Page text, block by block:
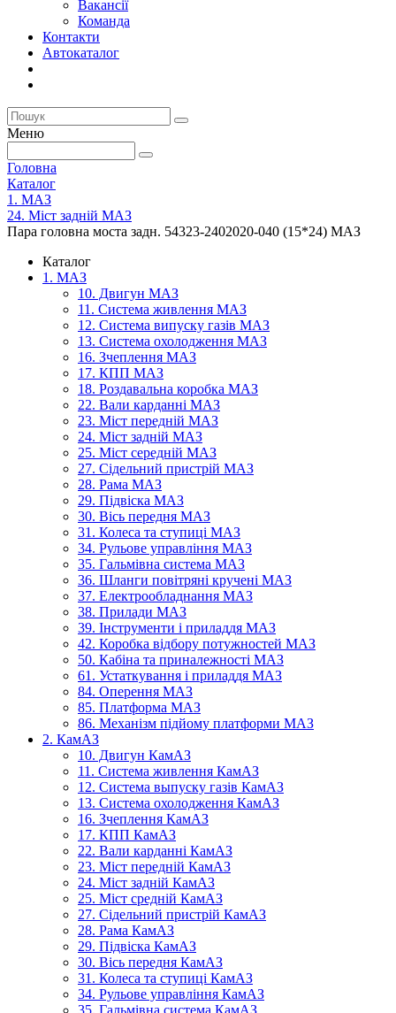
Вакансії
Команда
Контакти
Автокаталог
Меню
Головна
Каталог
1. МАЗ
24. Міст задній МАЗ
Пара головна моста задн. 54323-2402020-040 (15*24) МАЗ
Каталог
1. МАЗ
10. Двигун МАЗ
11. Система живлення МАЗ
12. Система випуску газів МАЗ
13. Система охолодження МАЗ
16. Зчеплення МАЗ
17. КПП МАЗ
18. Роздавальна коробка МАЗ
22. Вали карданні МАЗ
23. Міст передній МАЗ
24. Міст задній МАЗ
25. Міст середній МАЗ
27. Сідельний пристрій МАЗ
28. Рама МАЗ
29. Підвіска МАЗ
30. Вісь передня МАЗ
31. Колеса та ступиці МАЗ
34. Рульове управління МАЗ
35. Гальмівна система МАЗ
36. Шланги повітряні кручені МАЗ
37. Електрообладнання МАЗ
38. Прилади МАЗ
39. Інструменти і приладдя МАЗ
42. Коробка відбору потужностей МАЗ
50. Кабіна та приналежності МАЗ
61. Устаткування і приладдя МАЗ
84. Оперення МАЗ
85. Платформа МАЗ
86. Механізм підйому платформи МАЗ
2. КамАЗ
10. Двигун КамАЗ
11. Система живлення КамАЗ
12. Система выпуску газів КамАЗ
13. Система охолодження КамАЗ
16. Зчеплення КамАЗ
17. КПП КамАЗ
22. Вали карданні КамАЗ
23. Міст передній КамАЗ
24. Міст задній КамАЗ
25. Міст средній КамАЗ
27. Сідельний пристрій КамАЗ
28. Рама КамАЗ
29. Підвіска КамАЗ
30. Вісь передня КамАЗ
31. Колеса та ступиці КамАЗ
34. Рульове управління КамАЗ
35. Гальмівна система КамАЗ